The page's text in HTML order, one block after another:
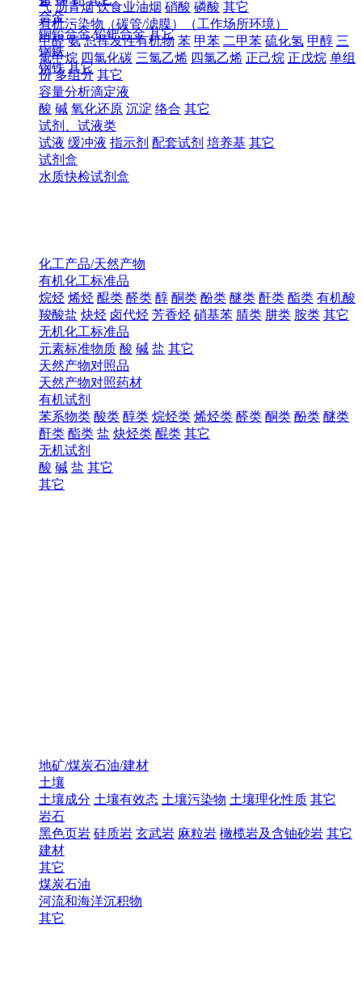
气 沥青烟 饮食业油烟 硝酸 磷酸 其它
有机污染物（碳管/滤膜）（工作场所环境）
甲醛 氨 总挥发性有机物 苯 甲苯 二甲苯 硫化氢 甲醇 三
氯甲烷 四氯化碳 三氯乙烯 四氯乙烯 正己烷 正戊烷 单组
份 多组分 其它
容量分析滴定液
酸 碱 氧化还原 沉淀 络合 其它
试剂、试液类
试液 缓冲液 指示剂 配套试剂 培养基 其它
试剂盒
水质快检试剂盒
合金
铜铅合金 铅钯合金 其它
钢铁
钢铁 其它
化工产品/天然产物
有机化工标准品
烷烃 烯烃 醌类 醛类 醇 酮类 酚类 醚类 酐类 酯类 有机酸
羧酸盐 炔烃 卤代烃 芳香烃 硝基苯 腈类 肼类 胺类 其它
无机化工标准品
元素标准物质 酸 碱 盐 其它
天然产物对照品
天然产物对照药材
有机试剂
苯系物类 酸类 醇类 烷烃类 烯烃类 醛类 酮类 酚类 醚类
酐类 酯类 盐 炔烃类 醌类 其它
无机试剂
酸 碱 盐 其它
其它
地矿/煤炭石油/建材
土壤
土壤成分 土壤有效态 土壤污染物 土壤理化性质 其它
岩石
黑色页岩 硅质岩 玄武岩 麻粒岩 橄榄岩及含铀砂岩 其它
建材
其它
煤炭石油
河流和海洋沉积物
其它